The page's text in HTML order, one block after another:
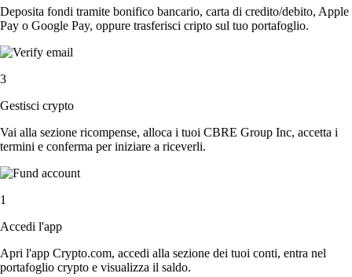
Deposita fondi tramite bonifico bancario, carta di credito/debito, Apple
Pay o Google Pay, oppure trasferisci cripto sul tuo portafoglio.
3
Gestisci crypto
Vai alla sezione ricompense, alloca i tuoi CBRE Group Inc, accetta i
termini e conferma per iniziare a riceverli.
1
Accedi l'app
Apri l'app Crypto.com, accedi alla sezione dei tuoi conti, entra nel
portafoglio crypto e visualizza il saldo.